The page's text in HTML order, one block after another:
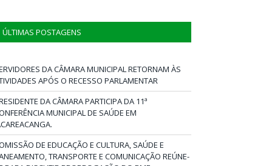
ÚLTIMAS POSTAGENS
DA CÂMARA MUNICIPAL RETORNAM ÀS
APÓS O RECESSO PARLAMENTAR
DA CÂMARA PARTICIPA DA 11ª
MUNICIPAL DE SAÚDE EM
DE EDUCAÇÃO E CULTURA, SAÚDE E
TRANSPORTE E COMUNICAÇÃO REÚNE-